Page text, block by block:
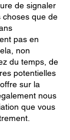
de signaler
choses que de
pas en
non
du temps, de
potentielles
sur la
nous
que vous